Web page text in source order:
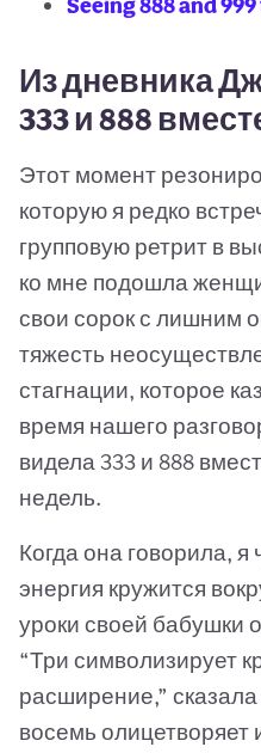
Из дневника
333 и 888
Этот момент
которую я редко
групповую ретрит в
ко мне подошла
свои сорок с лишним
тяжесть
стагнации, которое
время нашего
видела 333 и 888
недель.
Когда она говорила, я
энергия кружится
уроки своей бабушки
“Три символизирует
расширение,” сказала
восемь олицетворяет